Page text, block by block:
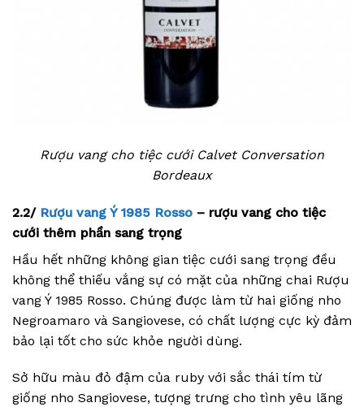
Rượu vang cho tiệc cưới Calvet Conversation
Bordeaux
2.2/ Rượu vang Ý 1985 Rosso – rượu vang cho tiệc
cưới thêm phần sang trọng
Hầu hết những không gian tiệc cưới sang trọng đều
không thể thiếu vắng sự có mặt của những chai Rượu
vang Ý 1985 Rosso. Chúng được làm từ hai giống nho
Negroamaro và Sangiovese, có chất lượng cực kỳ đảm
bảo lại tốt cho sức khỏe người dùng.
Sở hữu màu đỏ đậm của ruby ​​với sắc thái tím từ
giống nho Sangiovese, tượng trưng cho tình yêu lãng